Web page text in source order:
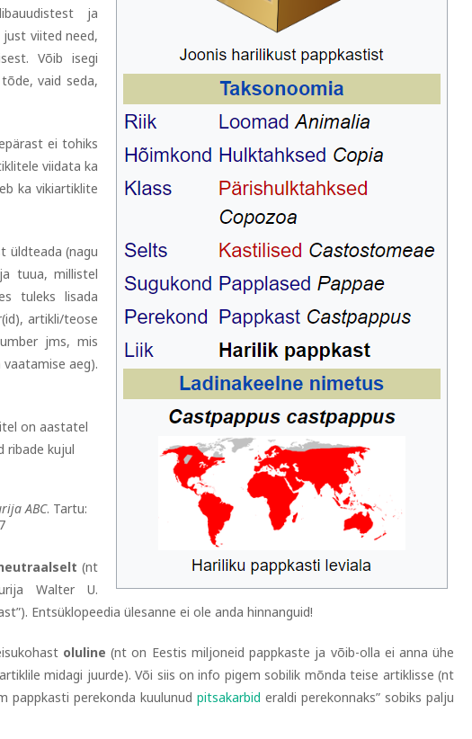
ja
viited need,
Võib isegi
vaid seda,
ei tohiks
viidata ka
ka vikiartiklite
üldteada (nagu
tuua, millistel
tuleks lisada
artikli/teose
jms, mis
aeg).
on aastatel
ribade kujul
ABC. Tartu:
(nt
Walter U.
Entsüklopeedia ülesanne ei ole anda hinnanguid!
oluline (nt on Eestis miljoneid pappkaste ja võib-olla ei anna ühe
midagi juurde). Või siis on info pigem sobilik mõnda teise artiklisse (nt
pappkasti perekonda kuulunudpitsakarbid eraldi perekonnaks” sobiks palju